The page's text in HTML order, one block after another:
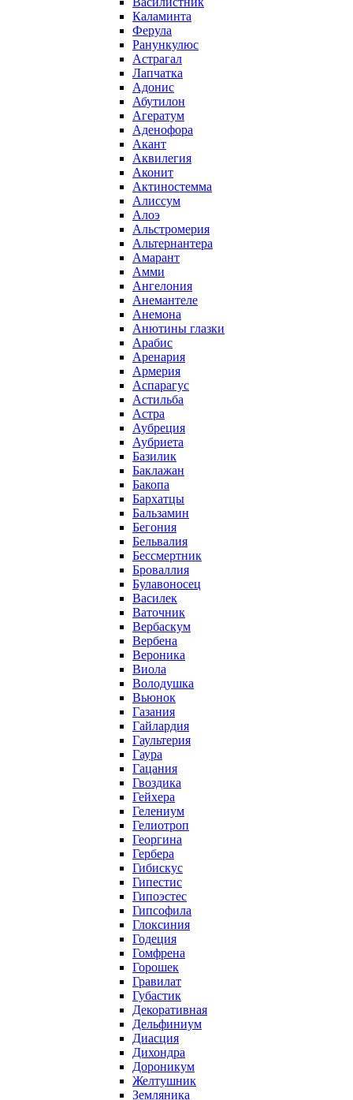
Каламинта
Ферула
Ранункулюс
Астрагал
Лапчатка
Адонис
Абутилон
Агератум
Аденофора
Акант
Аквилегия
Аконит
Актиностемма
Алиссум
Алоэ
Альстромерия
Альтернантера
Амарант
Амми
Ангелония
Анемантеле
Анемона
Анютины глазки
Арабис
Аренария
Армерия
Аспарагус
Астильба
Астра
Аубреция
Аубриета
Базилик
Баклажан
Бакопа
Бархатцы
Бальзамин
Бегония
Бельвалия
Бессмертник
Броваллия
Булавоносец
Василек
Ваточник
Вербаскум
Вербена
Вероника
Виола
Володушка
Вьюнок
Газания
Гайлардия
Гаультерия
Гаура
Гацания
Гвоздика
Гейхера
Гелениум
Гелиотроп
Георгина
Гербера
Гибискус
Гипестис
Гипоэстес
Гипсофила
Глоксиния
Годеция
Гомфрена
Горошек
Гравилат
Губастик
Декоративная
Дельфиниум
Диасция
Дихондра
Дороникум
Желтушник
Земляника